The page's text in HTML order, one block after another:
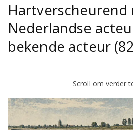
Hartverscheurend
Nederlandse
bekende acteur
Scroll om verder